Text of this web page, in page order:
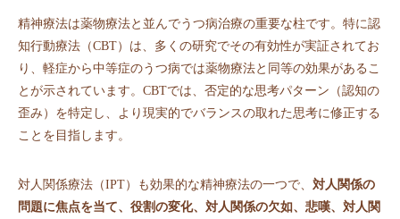
精神療法は薬物療法と並んでうつ病治療の重要な柱です。特に認
知行動療法（CBT）は、多くの研究でその有効性が実証されてお
り、軽症から中等症のうつ病では薬物療法と同等の効果があるこ
とが示されています。CBTでは、否定的な思考パターン（認知の
歪み）を特定し、より現実的でバランスの取れた思考に修正する
ことを目指します。
対人関係療法（IPT）も効果的な精神療法の一つで、 対人関係の
問題に焦点を当て、役割の変化、対人関係の欠如、悲嘆、対人関